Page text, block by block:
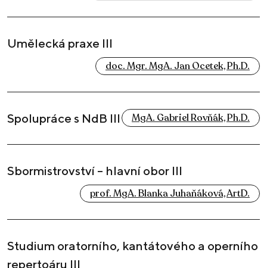
Umělecká praxe III
doc. Mgr. MgA. Jan Ocetek, Ph.D.
Spolupráce s NdB III MgA. Gabriel Rovňák, Ph.D.
Sbormistrovství – hlavní obor III
prof. MgA. Blanka Juhaňáková, ArtD.
Studium oratorního, kantátového a operního
repertoáru III